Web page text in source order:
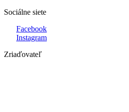
Sociálne siete
Facebook
Instagram
Zriaďovateľ